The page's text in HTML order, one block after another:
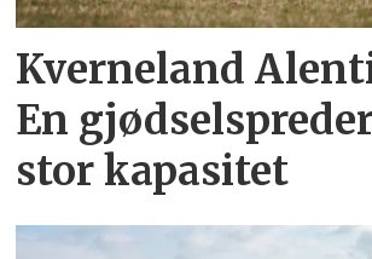
Kverneland
En
stor kapasitet